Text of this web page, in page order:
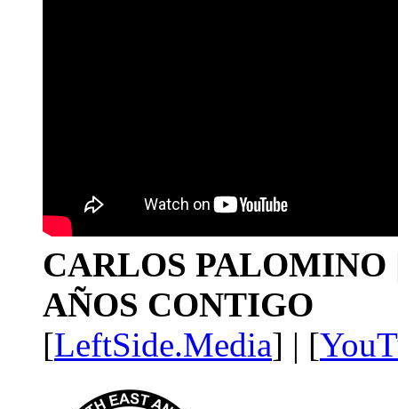
CARLOS PALOMINO
AÑOS CONTIGO
[LeftSide.Media] | [